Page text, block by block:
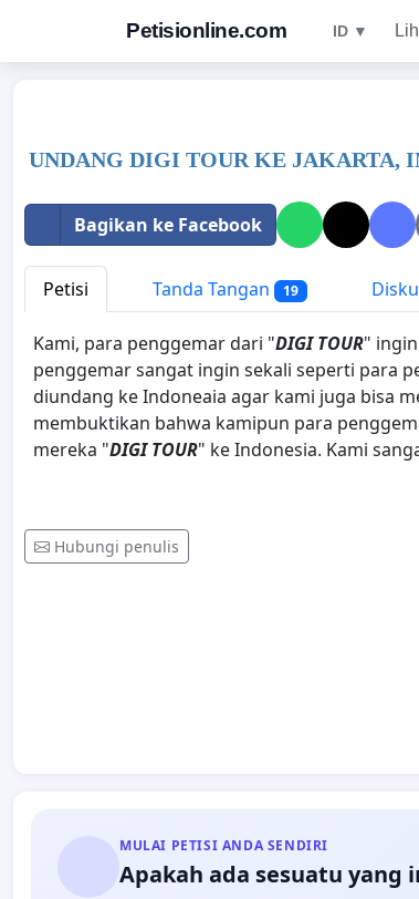
Petisionline.com ID ▼
UNDANG DIGI TOUR KE JAKARTA,
Bagikan ke Facebook
Petisi Tanda Tangan 19
Kami, para penggemar dari "DIGI TOUR"
penggemar sangat ingin sekali seperti para
diundang ke Indoneaia agar kami juga bisa
membuktikan bahwa kamipun para
mereka "DIGI TOUR" ke Indonesia. Kami
Hubungi penulis
MULAI PETISI ANDA SENDIRI
Apakah ada sesuatu yang